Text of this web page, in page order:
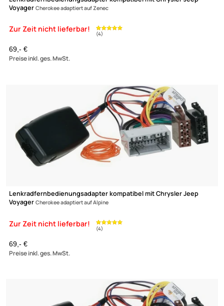
Zur Zeit nicht lieferbar!
(4)
Lenkradfernbedienungsadapter kompatibel mit Chrysler Jeep
Voyager
Cherokee adaptiert auf Zenec
69,- €
Ultramall
Zahlungsarten
Wir versenden mit
Unsere Leistungen